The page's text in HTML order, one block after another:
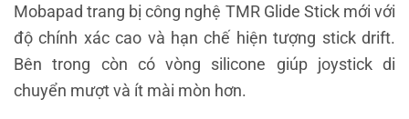
Mobapad trang bị công nghệ TMR Glide Stick mới với
độ chính xác cao và hạn chế hiện tượng stick drift.
Bên trong còn có vòng silicone giúp joystick di
chuyển mượt và ít mài mòn hơn.